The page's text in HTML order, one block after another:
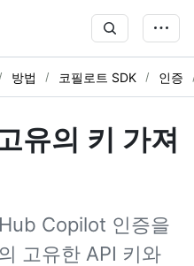
방법 코필로트 SDK 인증
유의 키 가져
Copilot 인증을
고유한 API 키와